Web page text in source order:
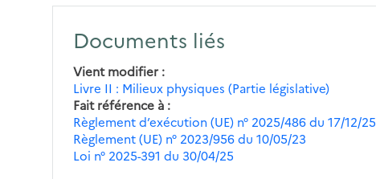
Documents liés
Vient modifier
Livre II : Milieux physiques (Partie législative)
Fait référence à
Règlement d’exécution (UE) n° 2025/486 du 17/12/25
Règlement (UE) n° 2023/956 du 10/05/23
Loi n° 2025-391 du 30/04/25